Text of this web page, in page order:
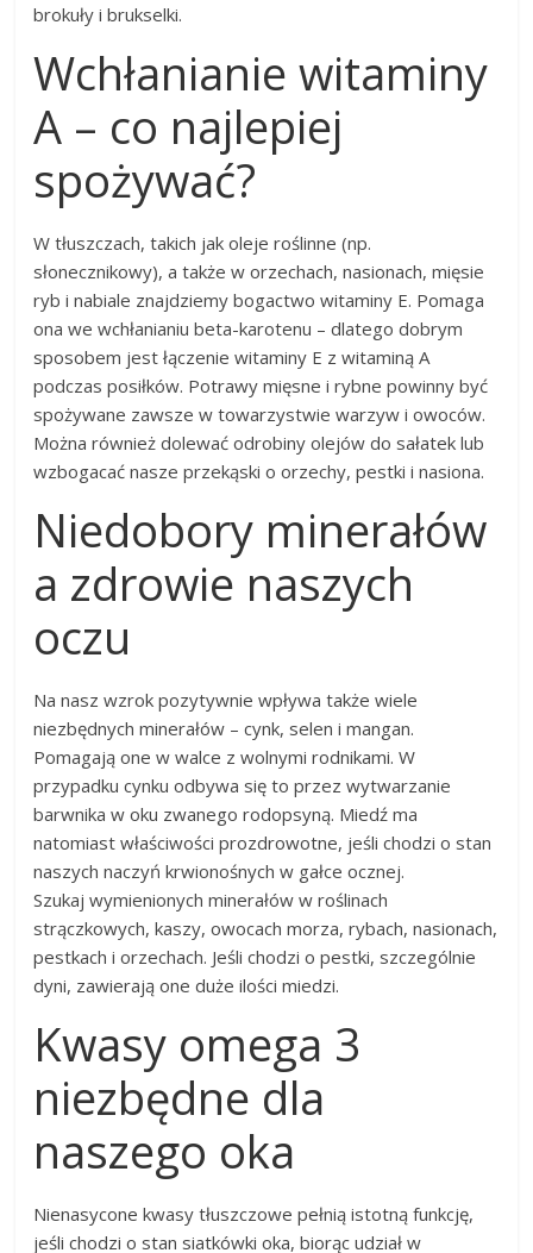
brokuły i brukselki.
Wchłanianie witaminy
A – co najlepiej
spożywać?
W tłuszczach, takich jak oleje roślinne (np.
słonecznikowy), a także w orzechach, nasionach, mięsie
ryb i nabiale znajdziemy bogactwo witaminy E. Pomaga
ona we wchłanianiu beta-karotenu – dlatego dobrym
sposobem jest łączenie witaminy E z witaminą A
podczas posiłków. Potrawy mięsne i rybne powinny być
spożywane zawsze w towarzystwie warzyw i owoców.
Można również dolewać odrobiny olejów do sałatek lub
wzbogacać nasze przekąski o orzechy, pestki i nasiona.
Niedobory minerałów
a zdrowie naszych
oczu
Na nasz wzrok pozytywnie wpływa także wiele
niezbędnych minerałów – cynk, selen i mangan.
Pomagają one w walce z wolnymi rodnikami. W
przypadku cynku odbywa się to przez wytwarzanie
barwnika w oku zwanego rodopsyną. Miedź ma
natomiast właściwości prozdrowotne, jeśli chodzi o stan
naszych naczyń krwionośnych w gałce ocznej.
Szukaj wymienionych minerałów w roślinach
strączkowych, kaszy, owocach morza, rybach, nasionach,
pestkach i orzechach. Jeśli chodzi o pestki, szczególnie
dyni, zawierają one duże ilości miedzi.
Kwasy omega 3
niezbędne dla
naszego oka
Nienasycone kwasy tłuszczowe pełnią istotną funkcję,
jeśli chodzi o stan siatkówki oka, biorąc udział w